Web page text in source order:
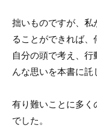
拙いものですが、私
ることができれば、
自分の頭で考え、
んな思いを本書に託
有り難いことに多
でした。